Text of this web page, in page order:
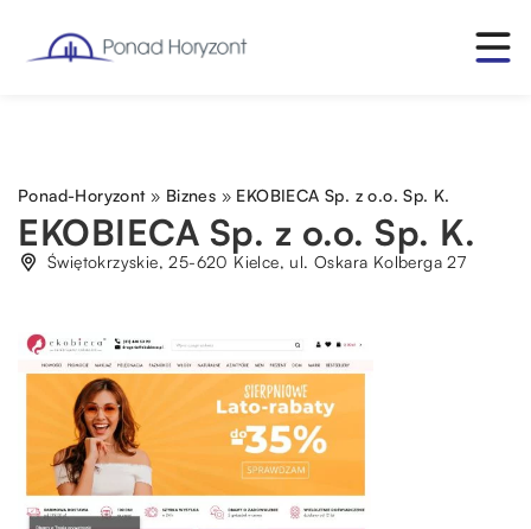
Ponad-Horyzont» Biznes » EKOBIECA Sp. z o.o. Sp. K.
EKOBIECA Sp. z o.o. Sp. K.
Świętokrzyskie, 25-620 Kielce, ul. Oskara Kolberga 27